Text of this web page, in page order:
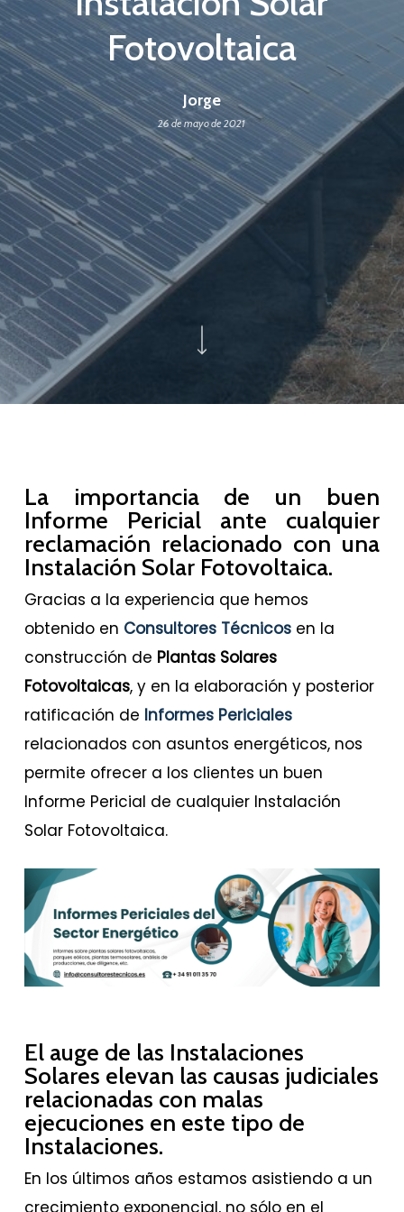
Fotovoltaica
Jorge
26 de mayo de 2021
La importancia de un buen
Informe Pericial ante cualquier
reclamación relacionado con una
Instalación Solar Fotovoltaica.
Gracias a la experiencia que hemos
obtenido en Consultores Técnicosen la
construcción de Plantas Solares
Fotovoltaicas, y en la elaboración y posterior
ratificación de Informes Periciales
relacionados con asuntos energéticos, nos
permite ofrecer a los clientes un buen
Informe Pericial de cualquier Instalación
Solar Fotovoltaica.
El auge de las Instalaciones
Solares elevan las causas judiciales
relacionadas con malas
ejecuciones en este tipo de
Instalaciones.
En los últimos años estamos asistiendo a un